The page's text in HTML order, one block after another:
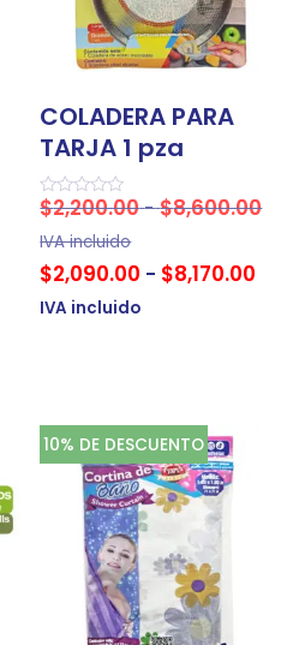
COLADERA PARA
TARJA 1 pza
Valorado
en
0
5
$2,200.00-$8,600.00
IVA incluido
$2,090.00 - $8,170.00
IVA incluido
10% DE DESCUENTO